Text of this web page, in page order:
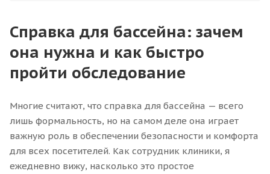
Справка для бассейна: зачем
она нужна и как быстро
пройти обследование
Многие считают, что справка для бассейна — всего
лишь формальность, но на самом деле она играет
важную роль в обеспечении безопасности и комфорта
для всех посетителей. Как сотрудник клиники, я
ежедневно вижу, насколько это простое